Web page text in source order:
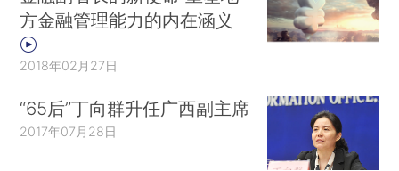
方金融管理能力的内在涵义
2018年02月27日
“65后”丁向群升任广西副主席
2017年07月28日